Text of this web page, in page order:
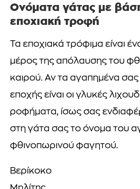
Ονόματα γάτας με
εποχιακή τροφή
Τα εποχιακά τρόφιμα είναι
μέρος της απόλαυσης του
καιρού. Αν τα αγαπημένα
εποχής είναι οι γλυκές
ροφήματα, ίσως σας
στη γάτα σας το όνομα του
φθινοπωρινού φαγητού.
Βερίκοκο